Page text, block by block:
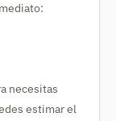
necesitas
estimar el